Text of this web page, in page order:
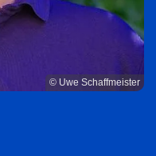
© Uwe Schaffmeister